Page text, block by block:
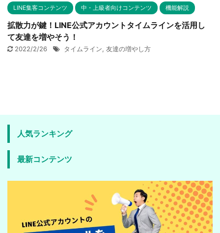
LINE集客コンテンツ 中・上級者向けコンテンツ 機能解説
拡散力が鍵！LINE公式アカウントタイムラインを活用し
て友達を増やそう！
2022/2/26 タイムライン, 友達の増やし方
人気ランキング
最新コンテンツ